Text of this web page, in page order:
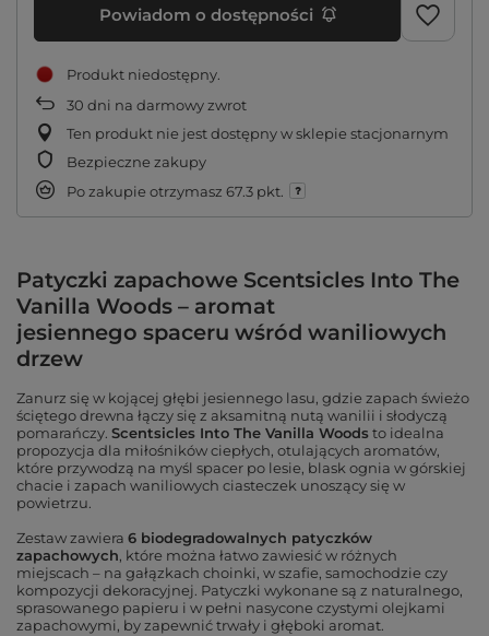
Powiadom o dostępności
Produkt niedostępny
30 dni na darmowy zwrot
Ten produkt nie jest dostępny w sklepie stacjonarnym
Bezpieczne zakupy
Po zakupie otrzymasz 67.3 pkt.
Patyczki zapachowe Scentsicles Into The
Vanilla Woods – aromat
jesiennego spaceru wśród waniliowych
drzew
Zanurz się w kojącej głębi jesiennego lasu, gdzie zapach świeżo
ściętego drewna łączy się z aksamitną nutą wanilii i słodyczą
pomarańczy. Scentsicles Into The Vanilla Woodsto idealna
propozycja dla miłośników ciepłych, otulających aromatów,
które przywodzą na myśl spacer po lesie, blask ognia w górskiej
chacie i zapach waniliowych ciasteczek unoszący się w
powietrzu.
Zestaw zawiera 6 biodegradowalnych patyczków
zapachowych, które można łatwo zawiesić w różnych
miejscach – na gałązkach choinki, w szafie, samochodzie czy
kompozycji dekoracyjnej. Patyczki wykonane są z naturalnego,
sprasowanego papieru i w pełni nasycone czystymi olejkami
zapachowymi, by zapewnić trwały i głęboki aromat.